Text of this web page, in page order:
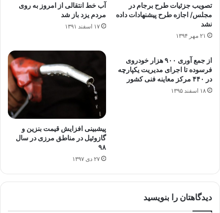
تصویب جزئیات طرح برجام در
مجلس/ اجازه طرح پیشنهادات داده
نشد
۲۱ مهر ۱۳۹۴
آب خط انتقالی از امروز به روی
مردم یزد باز شد
۱۷ اسفند ۱۳۹۱
از جمع آوری ۹۰۰ هزار خودروی
فرسوده تا اجرای مدیریت یکپارچه
در ۴۴۰ مرکز معاینه فنی کشور
۱۸ اسفند ۱۳۹۵
پیش‎بینی افزایش قیمت بنزین و
گازوئیل در مناطق مرزی در سال
۹۸
۲۷ دی ۱۳۹۷
دیدگاهتان را بنویسید